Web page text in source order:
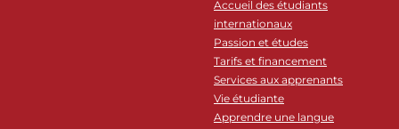
Accueil des étudiants
internationaux
Passion et études
Tarifs et financement
Services aux apprenants
Vie étudiante
Apprendre une langue